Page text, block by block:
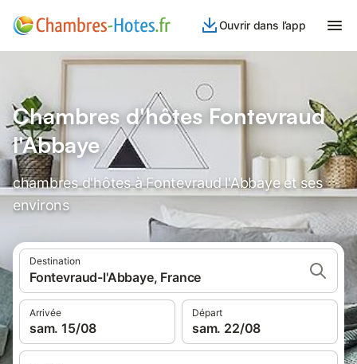
Ouvrir dans l’app
Chambres d'hôtes Fontevraud
l'Abbaye
chambres d'hôtes à Fontevraud l'Abbaye et ses
environs
Destination
Fontevraud-l'Abbaye, France
Arrivée
sam. 15/08
Départ
sam. 22/08